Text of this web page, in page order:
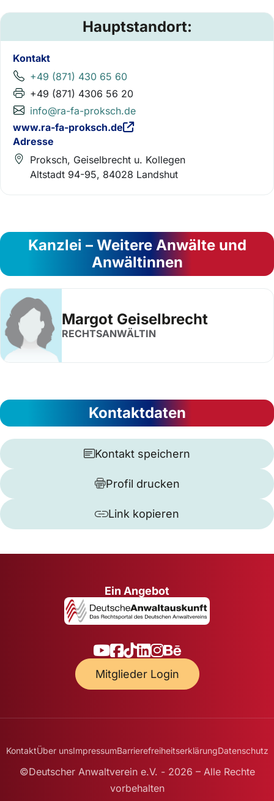
Hauptstandort:
Kontakt
+49 (871) 430 65 60
+49 (871) 4306 56 20
info@ra-fa-proksch.de
www.ra-fa-proksch.de
Adresse
Proksch, Geiselbrecht u. Kollegen
Altstadt 94-95, 84028 Landshut
Kanzlei – Weitere Anwälte und
Anwältinnen
Margot Geiselbrecht
RECHTSANWÄLTIN
Kontaktdaten
Kontakt speichern
Profil drucken
Link kopieren
Ein Angebot
Mitglieder Login
KontaktÜber unsImpressumBarrierefreiheitserklärungDatenschutz
©Deutscher Anwaltverein e.V. - 2026 – Alle Rechte
vorbehalten